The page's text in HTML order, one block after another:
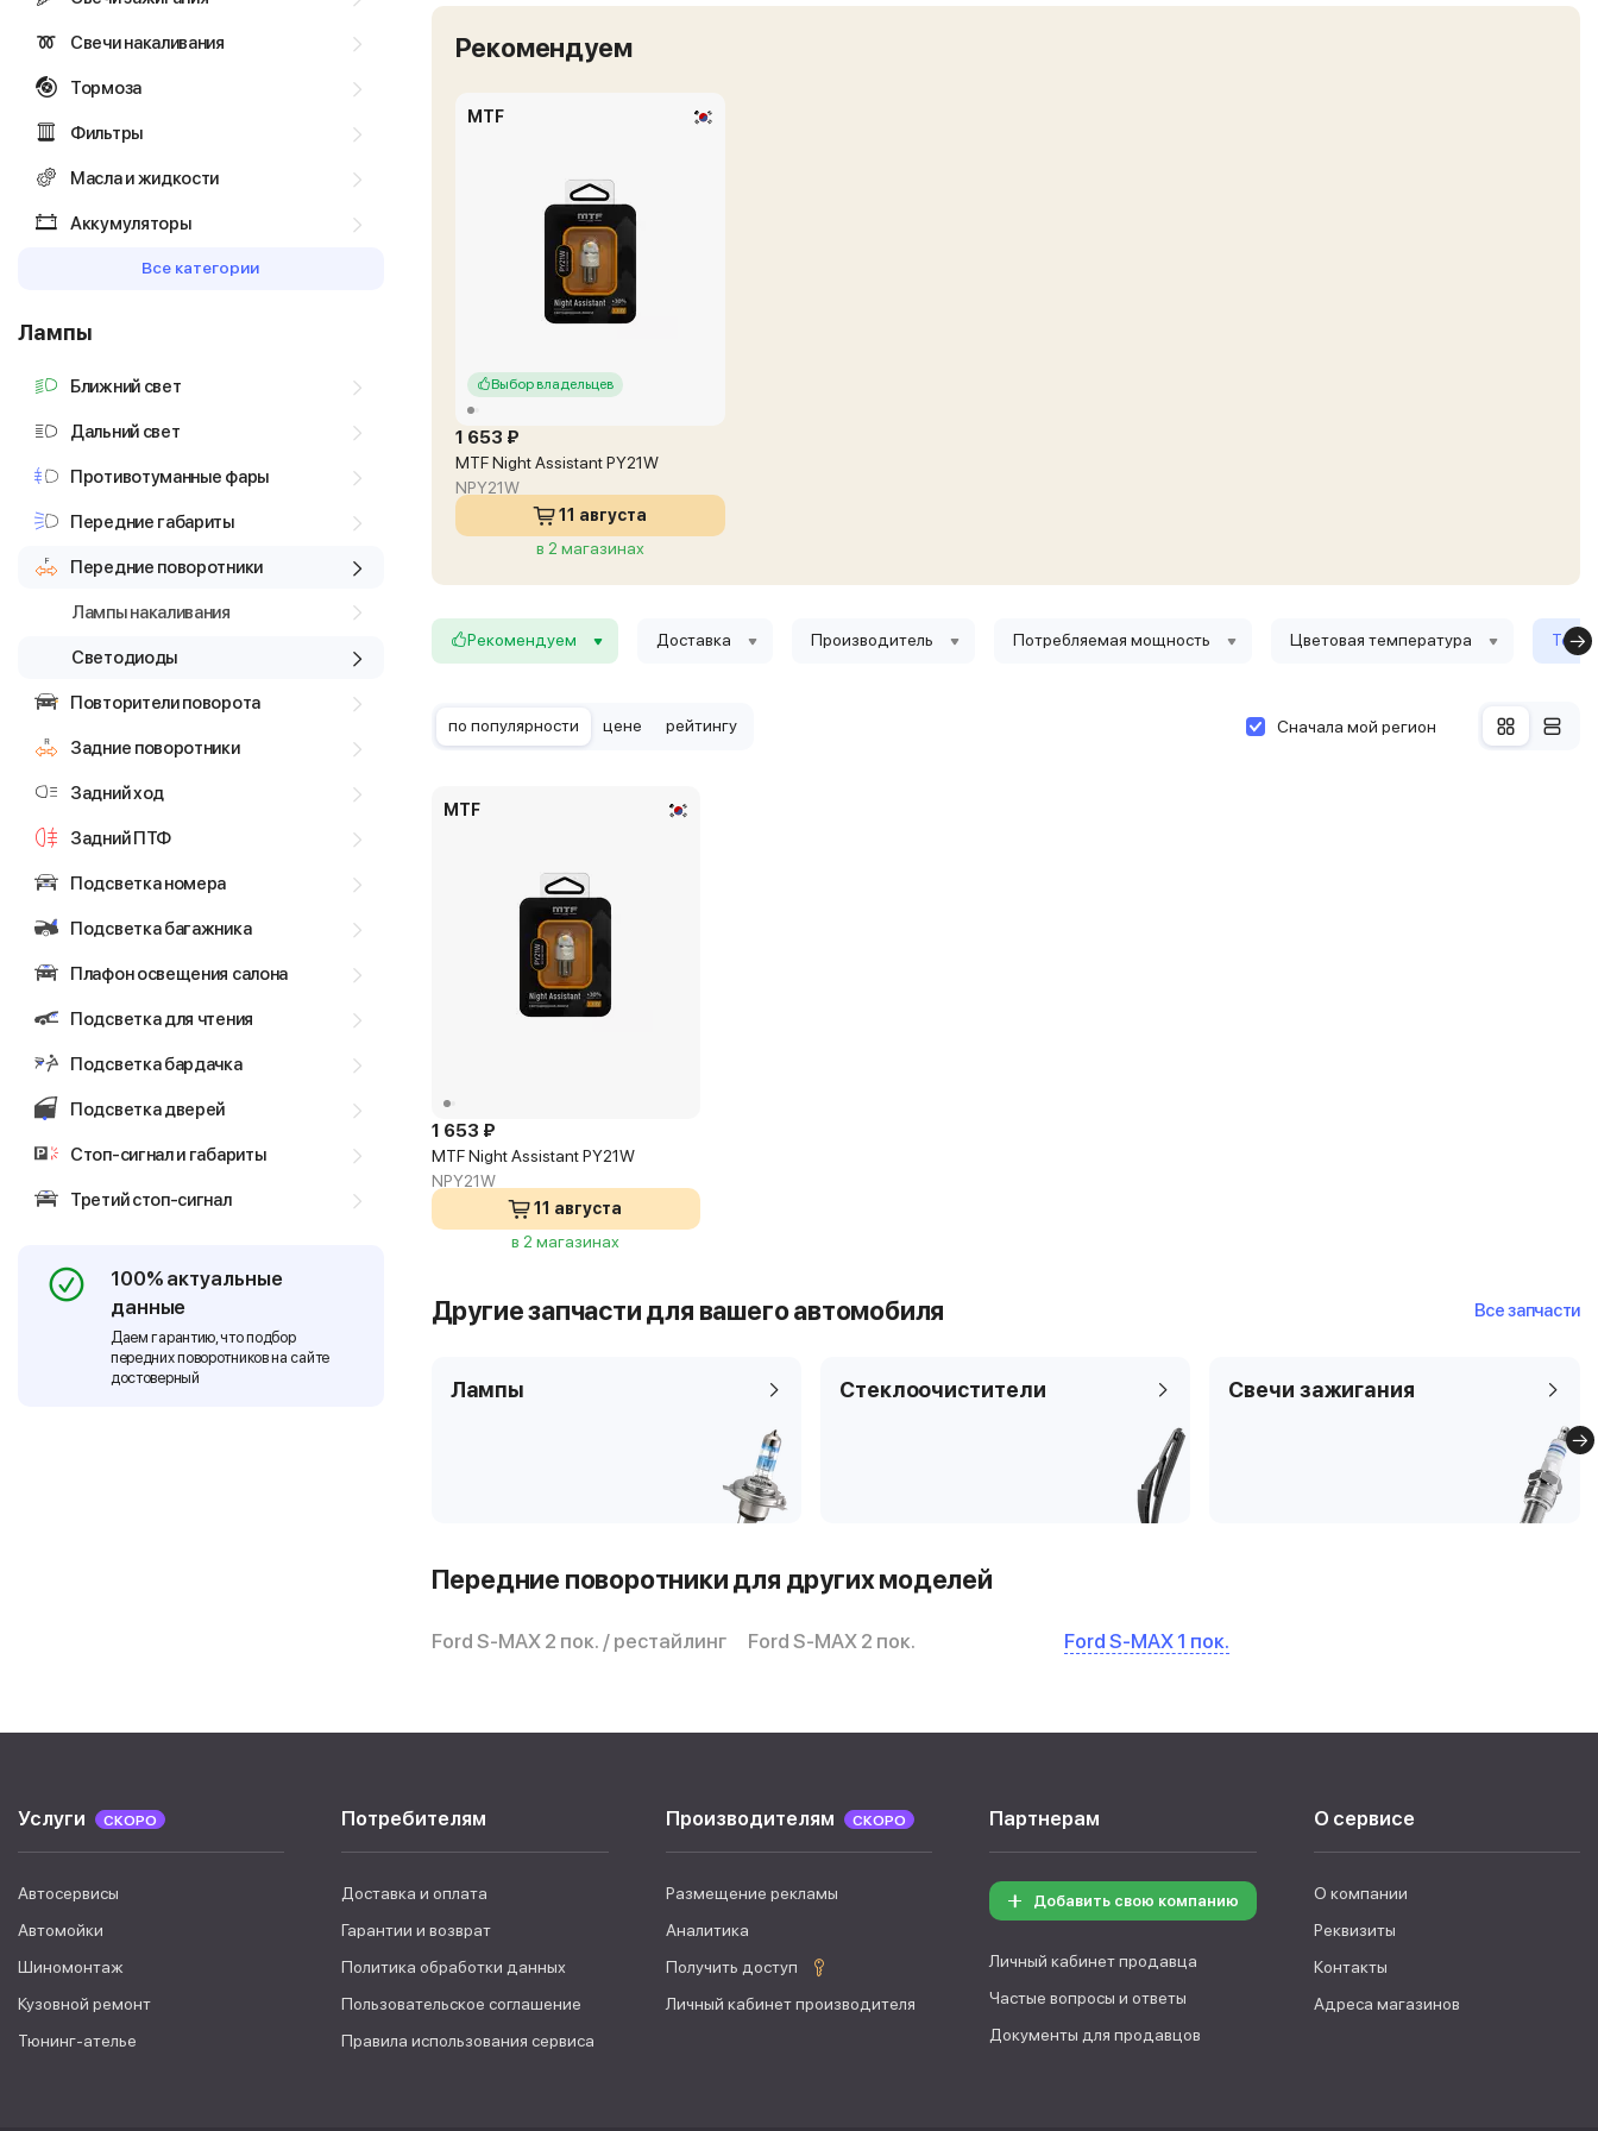
Свечи накаливания
Тормоза
Фильтры
Масла и жидкости
Аккумуляторы
Все категории
Лампы
Ближний свет
Дальний свет
Противотуманные фары
Передние габариты
Передние поворотники
Лампы накаливания
Светодиоды
Повторители поворота
Задние поворотники
Задний ход
Задний ПТФ
Подсветка номера
Подсветка багажника
Плафон освещения салона
Подсветка для чтения
Подсветка бардачка
Подсветка дверей
Стоп-сигнал и габариты
Третий стоп-сигнал
100% актуальные
данные
Даем гарантию, что подбор
передних поворотников на сайте
достоверный
Рекомендуем
MTF
Выбор владельцев
1 653 ₽
MTF Night Assistant PY21W
NPY21W
11 августа
в 2 магазинах
Рекомендуем Доставка Производитель Потребляемая мощность Цветовая температура
по популярности цене рейтингу Сначала мой регион
MTF
1 653 ₽
MTF Night Assistant PY21W
NPY21W
11 августа
в 2 магазинах
Другие запчасти для вашего автомобиля Все запчасти
Лампы Стеклоочистители Свечи зажигания
Передние поворотники для других моделей
Ford S-MAX 2 пок. / рестайлинг Ford S-MAX 2 пок. Ford S-MAX 1 пок.
Услуги СКОРО
Автосервисы
Автомойки
Шиномонтаж
Кузовной ремонт
Тюнинг-ателье
Потребителям
Доставка и оплата
Гарантии и возврат
Политика обработки данных
Пользовательское соглашение
Правила использования сервиса
Производителям СКОРО
Размещение рекламы
Аналитика
Получить доступ
Личный кабинет производителя
Партнерам
Добавить свою компанию
Личный кабинет продавца
Частые вопросы и ответы
Документы для продавцов
О сервисе
О компании
Реквизиты
Контакты
Адреса магазинов